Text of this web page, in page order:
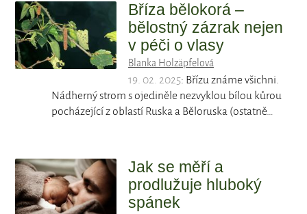
Bříza bělokorá –
bělostný zázrak nejen
v péči o vlasy
Blanka Holzäpfelová
19. 02. 2025: Břízu známe všichni.
Nádherný strom s ojediněle nezvyklou bílou kůrou
pocházející z oblastí Ruska a Běloruska (ostatně…
Jak se měří a
prodlužuje hluboký
spánek